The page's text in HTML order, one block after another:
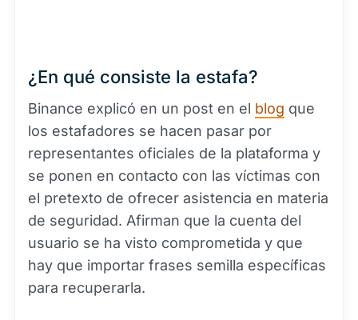
¿En qué consiste la estafa?
Binance explicó en un post en el blog que
los estafadores se hacen pasar por
representantes oficiales de la plataforma y
se ponen en contacto con las víctimas con
el pretexto de ofrecer asistencia en materia
de seguridad. Afirman que la cuenta del
usuario se ha visto comprometida y que
hay que importar frases semilla específicas
para recuperarla.